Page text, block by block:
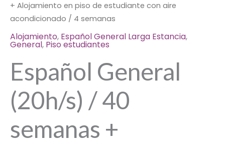
+ Alojamiento en piso de estudiante con aire
acondicionado / 4 semanas
Alojamiento, Español General Larga Estancia,
General, Piso estudiantes
Español General
(20h/s) / 40
semanas +